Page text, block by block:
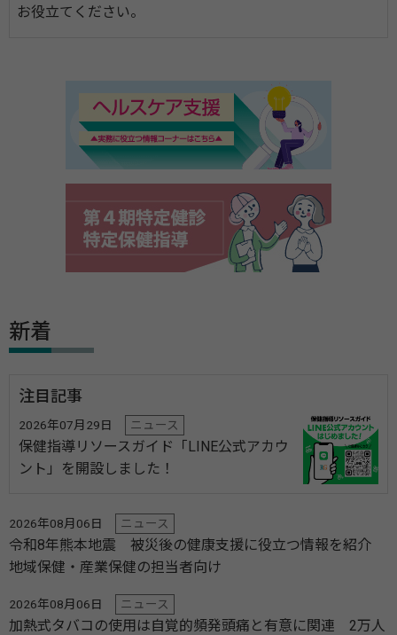
お役立てください。
新着
注目記事
2026年07月29日 ニュース
保健指導リソースガイド「LINE公式アカウ
ント」を開設しました！
2026年08月06日 ニュース
令和8年熊本地震 被災後の健康支援に役立つ情報を紹介
地域保健・産業保健の担当者向け
2026年08月06日 ニュース
加熱式タバコの使用は自覚的頻発頭痛と有意に関連 2万人